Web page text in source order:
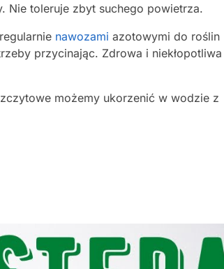
Nie toleruje zbyt suchego powietrza.
nawozami azotowymi do roślin
przycinając. Zdrowa i
możemy ukorzenić w wodzie z